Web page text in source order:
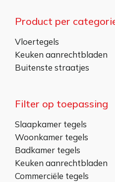
Product per
Vloertegels
Keuken aanrechtbladen
Buitenste straatjes
Filter op toepassing
Slaapkamer tegels
Woonkamer tegels
Badkamer tegels
Keuken aanrechtbladen
Commerciële tegels